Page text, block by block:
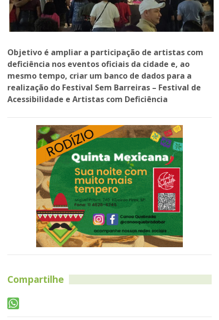
Objetivo é ampliar a participação de artistas com
deficiência nos eventos oficiais da cidade e, ao
mesmo tempo, criar um banco de dados para a
realização do Festival Sem Barreiras – Festival de
Acessibilidade e Artistas com Deficiência
Compartilhe